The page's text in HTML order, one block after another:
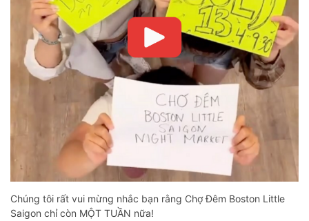
Chúng tôi rất vui mừng nhắc bạn rằng Chợ Đêm Boston Little
Saigon chỉ còn MỘT TUẦN nữa!